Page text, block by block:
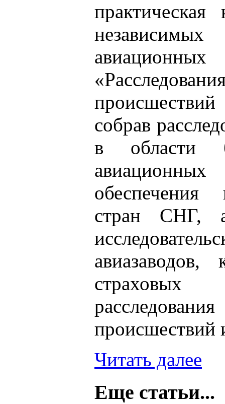
собрав
в области
авиационных
обеспечения
стран СНГ,
авиазаводов,
страховых
происшествий
Читать далее
Еще статьи...